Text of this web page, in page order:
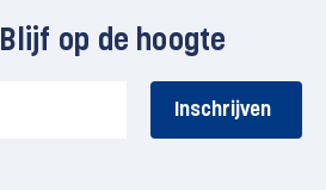
Blijf op de hoogte